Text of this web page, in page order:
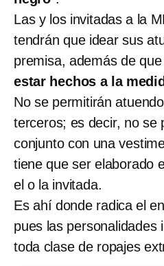
Las y los invitadas a la
tendrán que idear sus
premisa, además de
estar hechos a la
No se permitirán
terceros; es decir, no se
conjunto con una
tiene que ser elaborado
el o la invitada.
Es ahí donde radica el
pues las personalidades
toda clase de ropajes